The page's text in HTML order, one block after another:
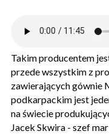
Takim producentem
przede wszystkim z
zawierających gównie
podkarpackim jest
na świecie
Jacek Skwira - szef